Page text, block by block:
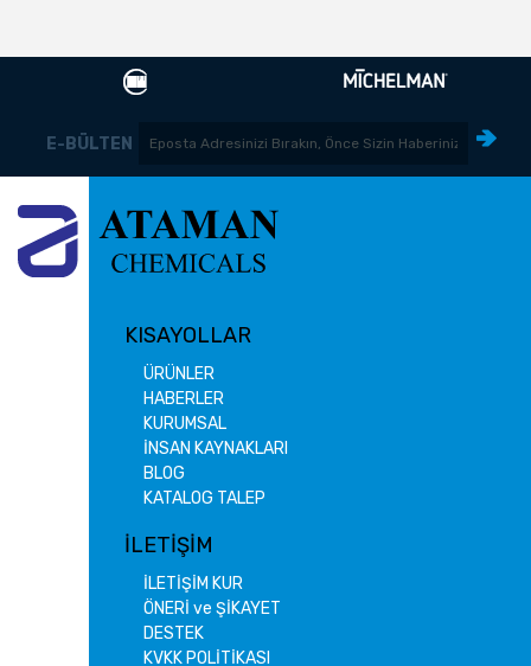
E-BÜLTEN
KISAYOLLAR
ÜRÜNLER
HABERLER
KURUMSAL
İNSAN KAYNAKLARI
BLOG
KATALOG TALEP
İLETİŞİM
İLETİŞİM KUR
ÖNERİ ve ŞİKAYET
DESTEK
KVKK POLİTİKASI